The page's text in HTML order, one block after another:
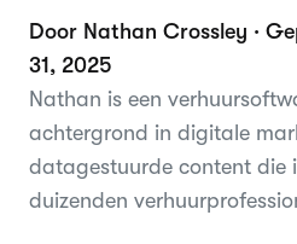
Door Nathan Crossley ·
31, 2025
Nathan is een
achtergrond in digitale
datagestuurde content die
duizenden